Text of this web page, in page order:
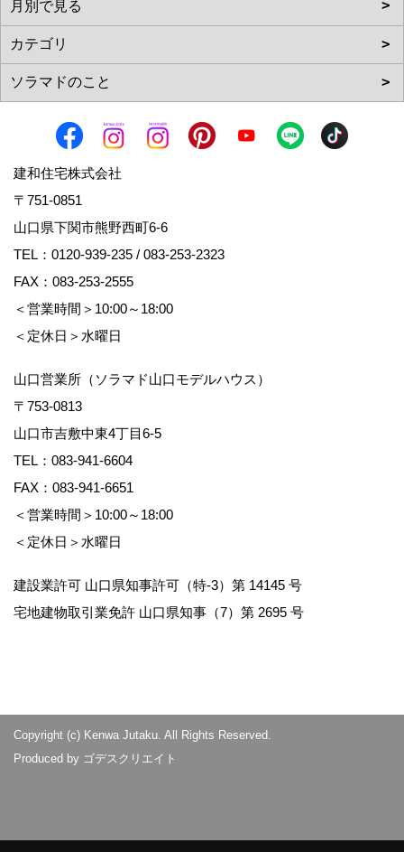
建和住宅株式会社
〒751-0851
山口県下関市熊野西町6-6
TEL： 0120-939-235 / 083-253-2323
FAX：083-253-2555
＜営業時間＞10:00～18:00
＜定休日＞水曜日
山口営業所（ソラマド山口モデルハウス）
〒753-0813
山口市吉敷中東4丁目6-5
TEL： 083-941-6604
FAX：083-941-6651
＜営業時間＞10:00～18:00
＜定休日＞水曜日
建設業許可 山口県知事許可（特-3）第 14145 号
宅地建物取引業免許 山口県知事（7）第 2695 号
Copyright (c) Kenwa Jutaku. All Rights Reserved.
Produced by ゴデスクリエイト